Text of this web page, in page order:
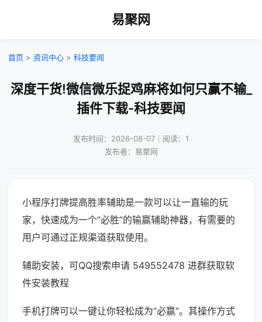
易聚网
首页 > 资讯中心 > 科技要闻
深度干货!微信微乐捉鸡麻将如何只赢不输_
插件下载-科技要闻
发布时间：2026-08-07｜阅读：1
发布者：易聚网
小程序打牌提高胜率辅助是一款可以让一直输的玩
家，快速成为一个“必胜”的输赢辅助神器，有需要的
用户可通过正规渠道获取使用。
辅助安装，可QQ搜索申请 549552478 进群获取软
件安装教程
手机打牌可以一键让你轻松成为“必赢”。其操作方式